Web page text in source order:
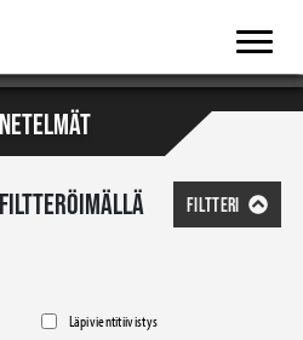
FILTTERI
Läpivientitiivistys